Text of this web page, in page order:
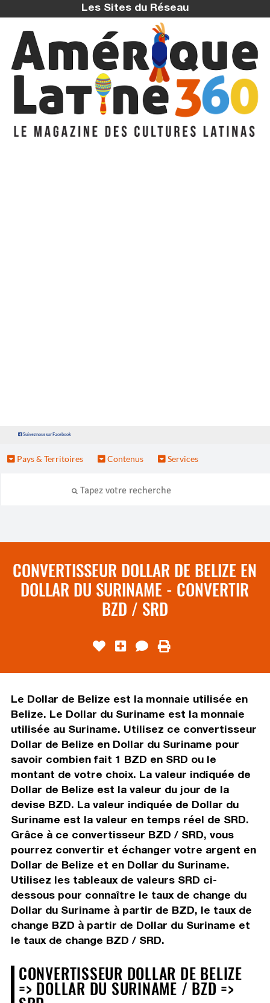
Les Sites du Réseau
Suivez nous sur Facebook
Pays & Territoires Contenus Services
CONVERTISSEUR DOLLAR DE BELIZE EN
DOLLAR DU SURINAME - CONVERTIR
BZD / SRD
Le Dollar de Belize est la monnaie utilisée en
Belize. Le Dollar du Suriname est la monnaie
utilisée au Suriname. Utilisez ce convertisseur
Dollar de Belize en Dollar du Suriname pour
savoir combien fait 1 BZD en SRD ou le
montant de votre choix. La valeur indiquée de
Dollar de Belize est la valeur du jour de la
devise BZD. La valeur indiquée de Dollar du
Suriname est la valeur en temps réel de SRD.
Grâce à ce convertisseur BZD / SRD, vous
pourrez convertir et échanger votre argent en
Dollar de Belize et en Dollar du Suriname.
Utilisez les tableaux de valeurs SRD ci-
dessous pour connaître le taux de change du
Dollar du Suriname à partir de BZD, le taux de
change BZD à partir de Dollar du Suriname et
le taux de change BZD / SRD.
CONVERTISSEUR DOLLAR DE BELIZE
=> DOLLAR DU SURINAME / BZD =>